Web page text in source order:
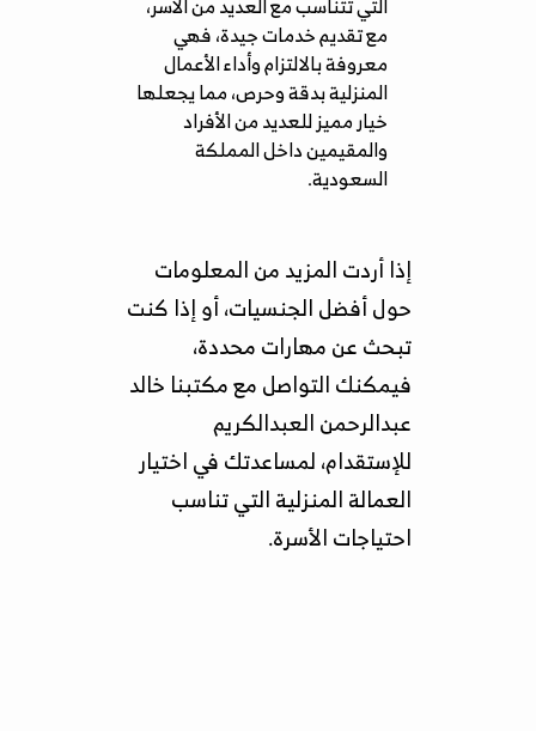
مع تقديم خدمات جيدة، فهي
معروفة بالالتزام وأداء الأعمال
المنزلية بدقة وحرص، مما يجعلها
خيار مميز للعديد من الأفراد
والمقيمين داخل المملكة
السعودية.
إذا أردت المزيد من المعلومات
حول أفضل الجنسيات، أو إذا كنت
تبحث عن مهارات محددة،
فيمكنك التواصل مع مكتبنا خالد
عبدالرحمن العبدالكريم
للإستقدام، لمساعدتك في اختيار
العمالة المنزلية التي تناسب
احتياجات الأسرة.